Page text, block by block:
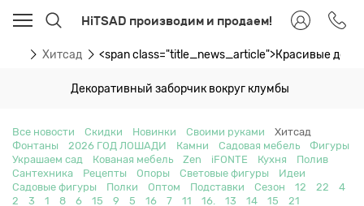
HiTSAD производим и продаем!
Хитсад <span class="title_news_article">Красивые
Декоративный заборчик вокруг клумбы
Все новости Скидки Новинки Своими руками
Хитсад
Фонтаны
2026 ГОД ЛОШАДИ Камни Садовая мебель
Фигуры
Украшаем сад
Кованая мебель Zen iFONTE Кухня
Полив
Сантехника
Рецепты Опоры Световые фигуры
Идеи
Садовые фигуры
Полки Оптом Подставки Сезон 12 22
4
2
3 1 8 6 15 9 5 16 7 11 16. 13 14 15 21